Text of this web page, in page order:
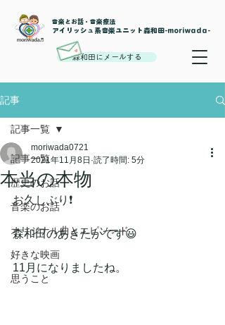
音楽とお話・音楽療法
​アイリッシュ系音楽ユニット森和田-moriwada-
森和田にメールする
記事
記事一覧
歴史のお話
音楽のお話
オリジナル曲とエピソード
好きな映画
思うこと
記事一覧
本当の本物
moriwada0721
2021年11月8日 読了時間: 5分
お久しぶり❗
森和田のあきたかです😃
11月になりましたね。